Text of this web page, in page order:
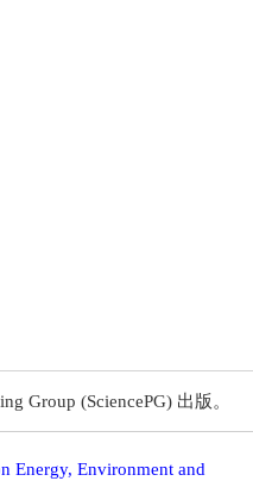
Group (SciencePG) 出版。
Energy, Environment and